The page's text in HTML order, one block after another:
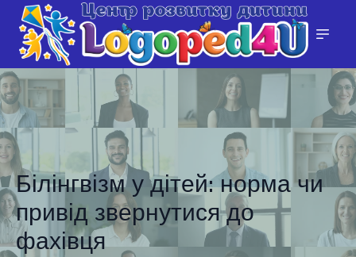
Білінгвізм у дітей: норма чи
привід звернутися до
фахівця